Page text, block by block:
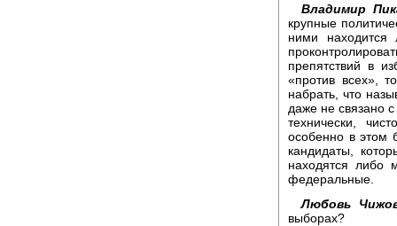
Владимир
крупные
ними находится
препятствий в
«против всех»,
набрать, что
даже не связано
технически,
особенно в этом
кандидаты,
находятся либо
федеральные.
Любовь
выборах?